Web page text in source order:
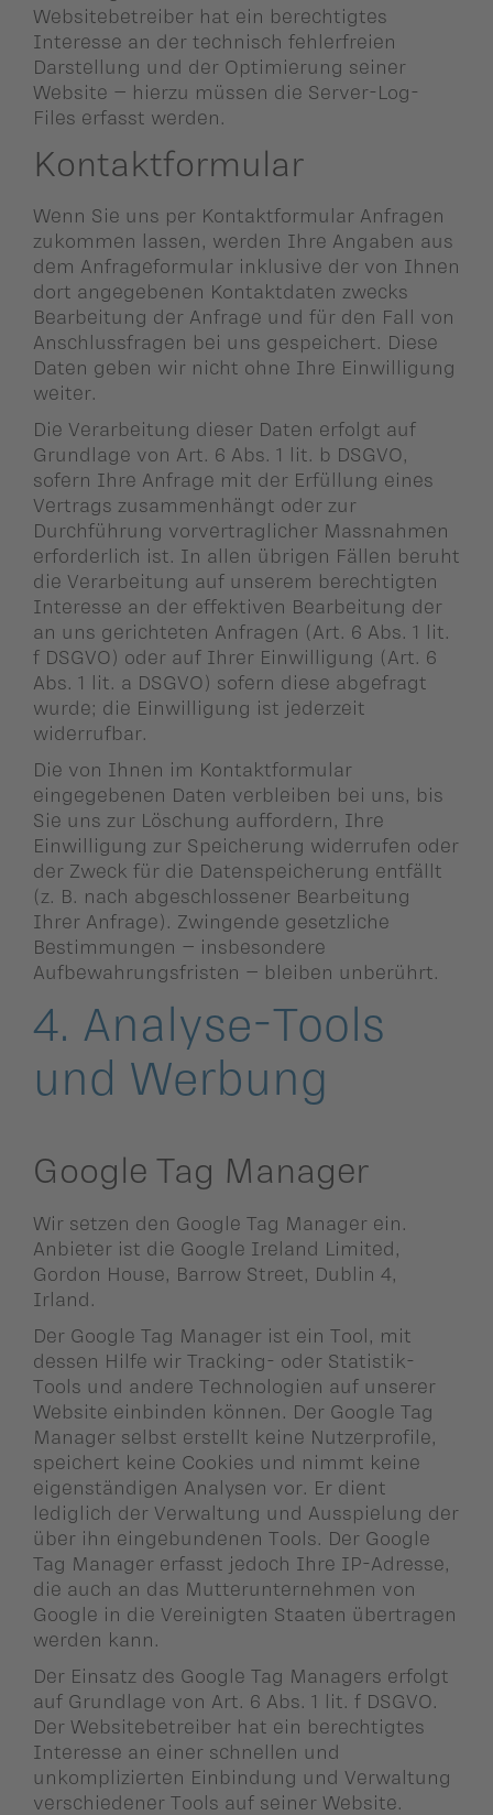
Websitebetreiber hat ein berechtigtes
Interesse an der technisch fehlerfreien
Darstellung und der Optimierung seiner
Website – hierzu müssen die Server-Log-
Files erfasst werden.
Kontaktformular
Wenn Sie uns per Kontaktformular Anfragen
zukommen lassen, werden Ihre Angaben aus
dem Anfrageformular inklusive der von Ihnen
dort angegebenen Kontaktdaten zwecks
Bearbeitung der Anfrage und für den Fall von
Anschlussfragen bei uns gespeichert. Diese
Daten geben wir nicht ohne Ihre Einwilligung
weiter.
Die Verarbeitung dieser Daten erfolgt auf
Grundlage von Art. 6 Abs. 1 lit. b DSGVO,
sofern Ihre Anfrage mit der Erfüllung eines
Vertrags zusammenhängt oder zur
Durchführung vorvertraglicher Massnahmen
erforderlich ist. In allen übrigen Fällen beruht
die Verarbeitung auf unserem berechtigten
Interesse an der effektiven Bearbeitung der
an uns gerichteten Anfragen (Art. 6 Abs. 1 lit.
f DSGVO) oder auf Ihrer Einwilligung (Art. 6
Abs. 1 lit. a DSGVO) sofern diese abgefragt
wurde; die Einwilligung ist jederzeit
widerrufbar.
Die von Ihnen im Kontaktformular
eingegebenen Daten verbleiben bei uns, bis
Sie uns zur Löschung auffordern, Ihre
Einwilligung zur Speicherung widerrufen oder
der Zweck für die Datenspeicherung entfällt
(z. B. nach abgeschlossener Bearbeitung
Ihrer Anfrage). Zwingende gesetzliche
Bestimmungen – insbesondere
Aufbewahrungsfristen – bleiben unberührt.
4. Analyse-Tools
und Werbung
Google Tag Manager
Wir setzen den Google Tag Manager ein.
Anbieter ist die Google Ireland Limited,
Gordon House, Barrow Street, Dublin 4,
Irland.
Der Google Tag Manager ist ein Tool, mit
dessen Hilfe wir Tracking- oder Statistik-
Tools und andere Technologien auf unserer
Website einbinden können. Der Google Tag
Manager selbst erstellt keine Nutzerprofile,
speichert keine Cookies und nimmt keine
eigenständigen Analysen vor. Er dient
lediglich der Verwaltung und Ausspielung der
über ihn eingebundenen Tools. Der Google
Tag Manager erfasst jedoch Ihre IP-Adresse,
die auch an das Mutterunternehmen von
Google in die Vereinigten Staaten übertragen
werden kann.
Der Einsatz des Google Tag Managers erfolgt
auf Grundlage von Art. 6 Abs. 1 lit. f DSGVO.
Der Websitebetreiber hat ein berechtigtes
Interesse an einer schnellen und
unkomplizierten Einbindung und Verwaltung
verschiedener Tools auf seiner Website.